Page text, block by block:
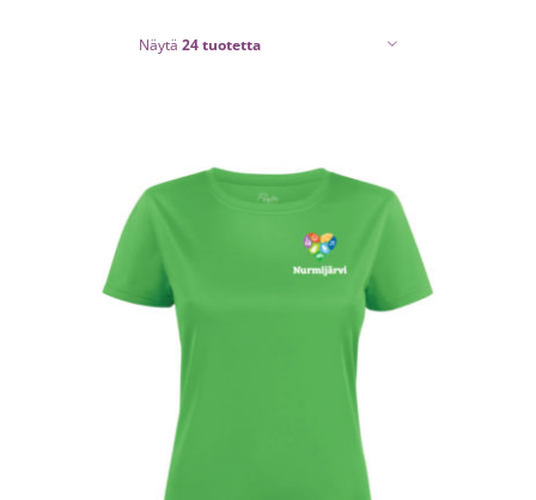
Näytä 24 tuotetta
VALITSE VAIHTOEHDOISTA LISÄTIEDOT